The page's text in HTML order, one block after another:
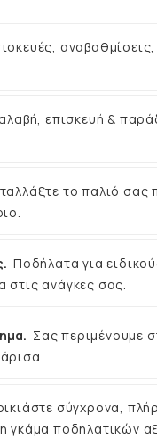
επισκευή &
το παλιό σας
Ποδήλατα για
ανάγκες σας.
Σας περιμένουμε
σύγχρονα,
γκάμα ποδηλατικών